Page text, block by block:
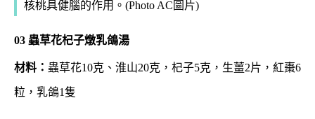
核桃具健腦的作用。(Photo AC圖片)
03 蟲草花杞子燉乳鴿湯
材料： 蟲草花10克、淮山20克，杞子5克，生薑2片，紅棗6
粒，乳鴿1隻